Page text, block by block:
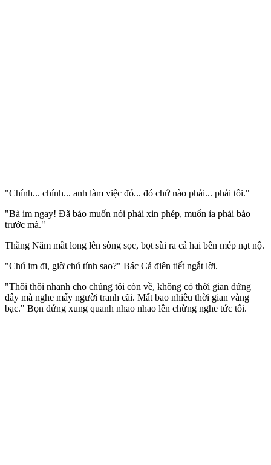
"Chính... chính... anh làm việc đó... đó chứ nào phải... phải tôi."
"Bà im ngay! Đã bảo muốn nói phải xin phép, muốn ỉa phải báo
trước mà."
Thằng Năm mắt long lên sòng sọc, bọt sùi ra cả hai bên mép nạt nộ.
"Chú im đi, giờ chú tính sao?" Bác Cả điên tiết ngắt lời.
"Thôi thôi nhanh cho chúng tôi còn về, không có thời gian đứng
đây mà nghe mấy người tranh cãi. Mất bao nhiêu thời gian vàng
bạc." Bọn đứng xung quanh nhao nhao lên chừng nghe tức tối.